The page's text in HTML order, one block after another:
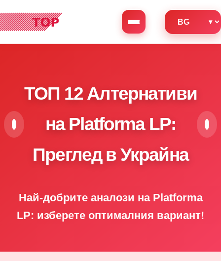
ТОП 12 Алтернативи
на Platforma LP:
Преглед в Украйна
Най-добрите аналози на Platforma
LP: изберете оптималния вариант!